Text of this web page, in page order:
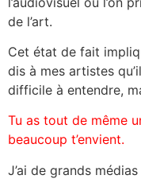
de l’art.
Cet état de fait
dis à mes artistes
difficile à entendre,
Tu as tout de même
beaucoup t’envient.
J’ai de grands